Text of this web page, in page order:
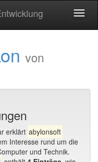
von
erklärt abylonsoft
Interesse rund um die
und Technik.